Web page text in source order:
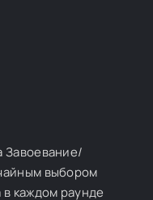
Завоевание/
выбором
каждом раунде